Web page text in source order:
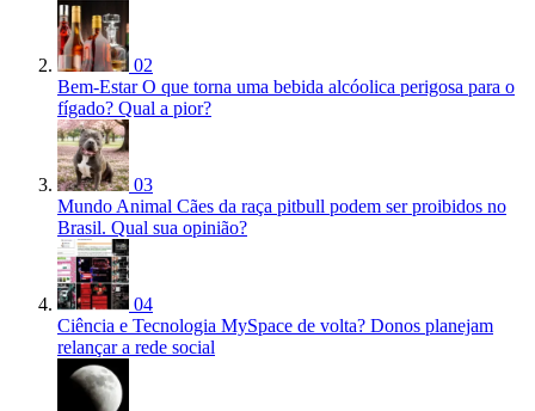
02
Bem-Estar O que torna uma bebida alcóolica perigosa para o
fígado? Qual a pior?
03
Mundo Animal Cães da raça pitbull podem ser proibidos no
Brasil. Qual sua opinião?
04
Ciência e Tecnologia MySpace de volta? Donos planejam
relançar a rede social